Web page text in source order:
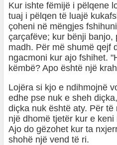
Kur ishte fëmijë i pëlqene
tuaj i pëlqen të luajë
çoheni në mëngjes
çarçafëve; kur bënji banjo,
madh. Për më shumë qejf
ngacmoni kur ajo fshihet.
këmbë? Apo është një
Lojëra si kjo e ndihmojnë
edhe pse nuk e sheh
diçka nuk është aty. Për
një dhomë tjetër kur e
Ajo do gëzohet kur ta
shohë një vend të ri.